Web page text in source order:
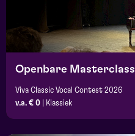
Openbare Masterclass
Viva Classic Vocal Contest 2026
v.a. € 0
Klassiek